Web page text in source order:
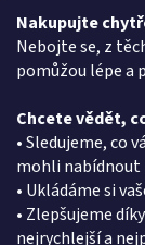
Nakupujte
Nebojte se, z
pomůžou lépe a
Chcete vědět,
• Sledujeme, co
mohli nabídnout
• Ukládáme si
• Zlepšujeme
nejrychlejší a
Podmínky ochrany
Reklamační protokol
Kontakt
eshop@
+420603331993
+420734621131